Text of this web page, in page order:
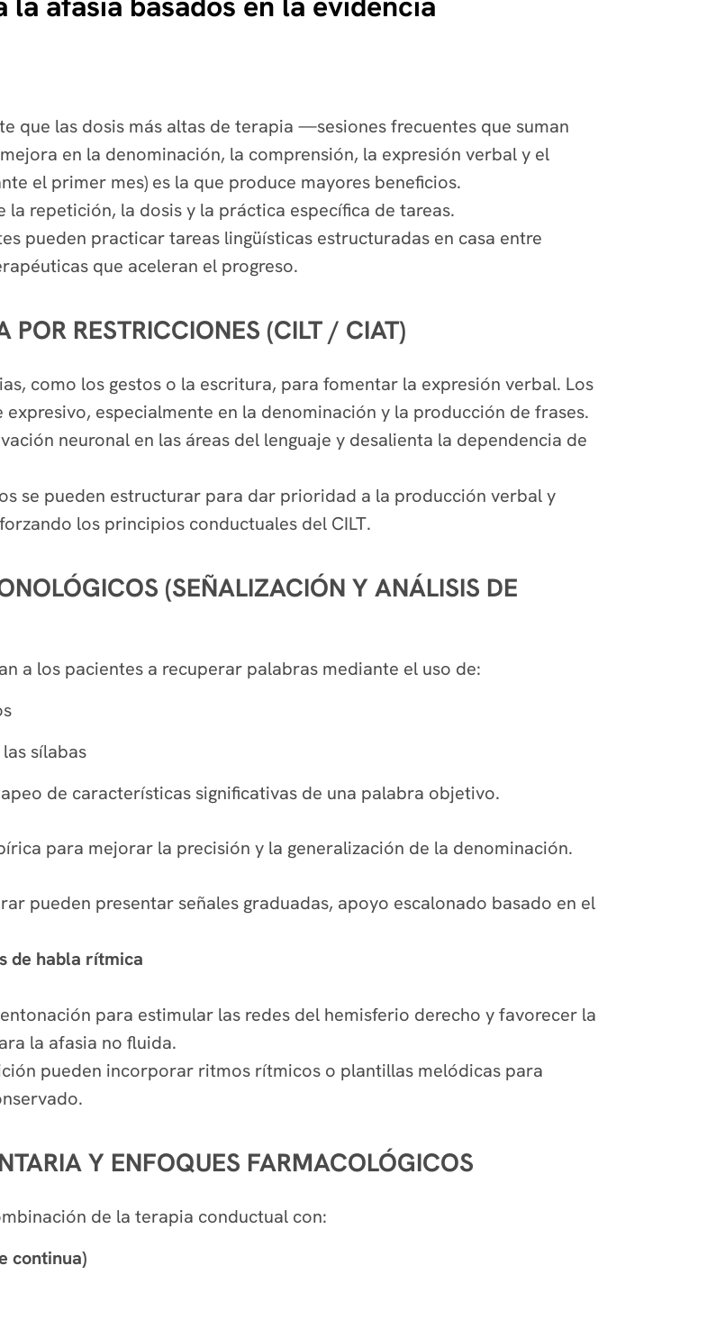
que las dosis más altas de terapia —sesiones frecuentes que suman
en la denominación, la comprensión, la expresión verbal y el
el primer mes) es la que produce mayores beneficios.
la repetición, la dosis y la práctica específica de tareas.
pueden practicar tareas lingüísticas estructuradas en casa entre
que aceleran el progreso.
RESTRICCIONES (CILT / CIAT)
como los gestos o la escritura, para fomentar la expresión verbal. Los
especialmente en la denominación y la producción de frases.
neuronal en las áreas del lenguaje y desalienta la dependencia de
se pueden estructurar para dar prioridad a la producción verbal y
los principios conductuales del CILT.
(SEÑALIZACIÓN Y ANÁLISIS DE
a los pacientes a recuperar palabras mediante el uso de:
sílabas
de características significativas de una palabra objetivo.
para mejorar la precisión y la generalización de la denominación.
pueden presentar señales graduadas, apoyo escalonado basado en el
de habla rítmica
para estimular las redes del hemisferio derecho y favorecer la
la afasia no fluida.
pueden incorporar ritmos rítmicos o plantillas melódicas para
Y ENFOQUES FARMACOLÓGICOS
de la terapia conductual con:
continua)